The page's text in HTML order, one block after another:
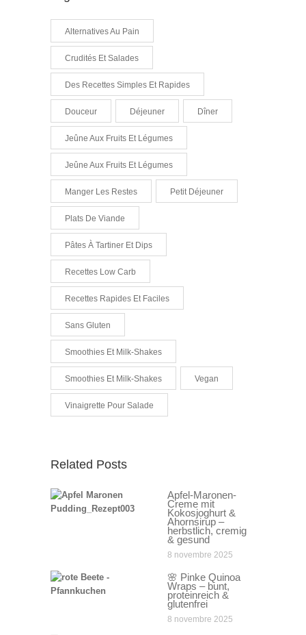
Alternatives Au Pain
Crudités Et Salades
Des Recettes Simples Et Rapides
Douceur Déjeuner Dîner
Jeûne Aux Fruits Et Légumes
Jeûne Aux Fruits Et Légumes
Manger Les Restes Petit Déjeuner
Plats De Viande
Pâtes À Tartiner Et Dips
Recettes Low Carb
Recettes Rapides Et Faciles
Sans Gluten
Smoothies Et Milk-Shakes
Smoothies Et Milk-Shakes Vegan
Vinaigrette Pour Salade
Related Posts
Apfel-Maronen-
Creme mit
Kokosjoghurt &
Ahornsirup –
herbstlich, cremig
& gesund
8 novembre 2025
🌸 Pinke Quinoa
Wraps – bunt,
proteinreich &
glutenfrei
8 novembre 2025